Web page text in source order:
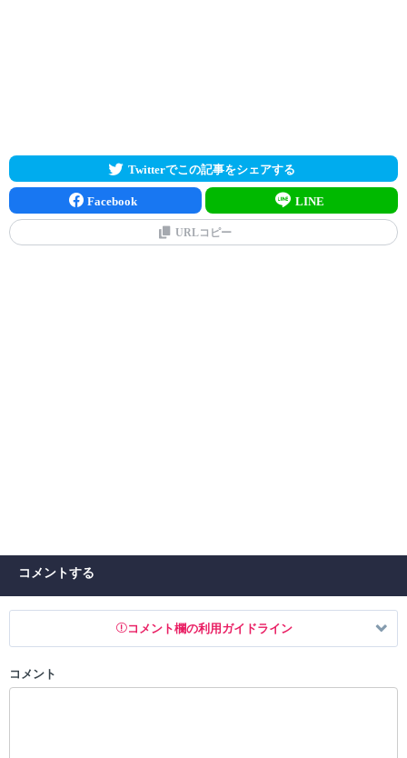
Twitterでこの記事をシェアする
Facebook LINE
URLコピー
コメントする
コメント欄の利用ガイドライン
以下の書き込みを禁止とし、場合によってはコメント削除や書き込み制
コメント